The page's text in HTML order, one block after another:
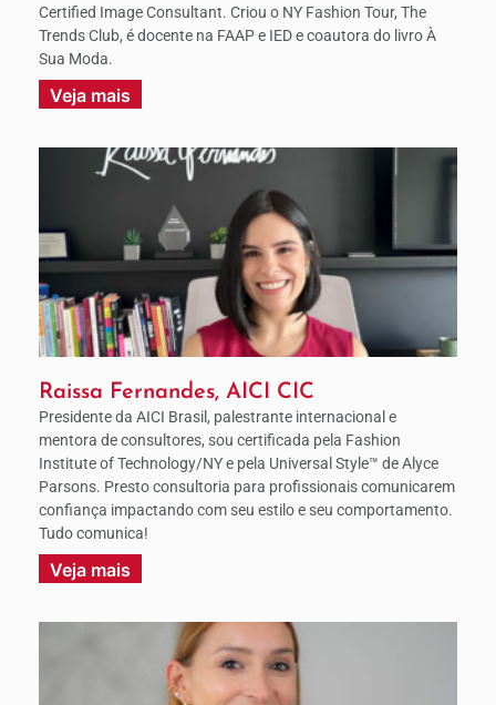
Certified Image Consultant. Criou o NY Fashion Tour, The
Trends Club, é docente na FAAP e IED e coautora do livro À
Sua Moda.
Veja mais
Raissa Fernandes, AICI CIC
Presidente da AICI Brasil, palestrante internacional e
mentora de consultores, sou certificada pela Fashion
Institute of Technology/NY e pela Universal Style™ de Alyce
Parsons. Presto consultoria para profissionais comunicarem
confiança impactando com seu estilo e seu comportamento.
Tudo comunica!
Veja mais